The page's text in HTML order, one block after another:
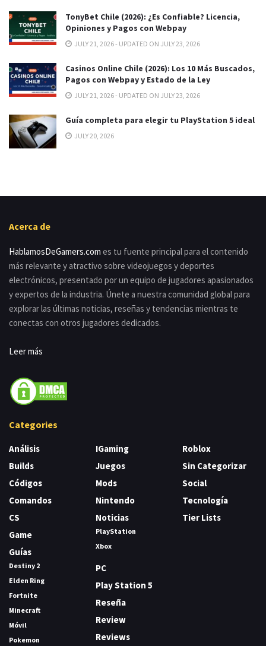
TonyBet Chile (2026): ¿Es Confiable? Licencia,
Opiniones y Pagos con Webpay
JULY 21, 2026 - UPDATED ON JULY 23, 2026
Casinos Online Chile (2026): Los 10 Más Buscados,
Pagos con Webpay y Estado de la Ley
JULY 21, 2026 - UPDATED ON JULY 23, 2026
Guía completa para elegir tu PlayStation 5 ideal
JULY 20, 2026
Acerca de
HablamosDeGamers.com es tu fuente principal para el contenido
más relevante y atractivo sobre videojuegos y deportes
electrónicos, presentado por un equipo de jugadores apasionados
y expertos de la industria. Únete a nuestra comunidad global para
explorar las últimas noticias, reseñas y tendencias mientras te
conectas con otros jugadores dedicados.
Leer más
Categories
Análisis
Builds
Códigos
Comandos
CS
Game
Guías
Destiny 2
Elden Ring
Fortnite
Minecraft
Móvil
Pokemon
IGaming
Juegos
Mods
Nintendo
Noticias
PlayStation
Xbox
PC
Play Station 5
Reseña
Review
Reviews
Roblox
Sin Categorizar
Social
Tecnología
Tier Lists